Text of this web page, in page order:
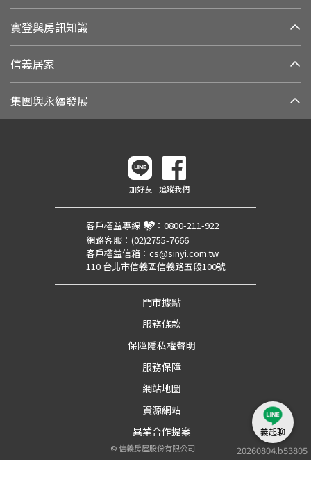
實登與房訊知識
信義居家
集團與永續發展
20260804.b53805
加好友 追蹤我們
客戶權益專線 ： 0800-211-922
網路客服： (02)2755-7666
客戶權益信箱： cs@sinyi.com.tw
110 台北市信義區信義路五段100號
門市據點
服務條款
保障隱私權聲明
服務保障
網站地圖
資源網站
異業合作提案
©信義房屋股份有限公司
義起聊